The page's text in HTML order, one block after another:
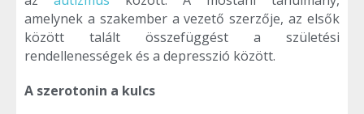
amelynek a szakember a vezető szerzője, az elsők
között talált összefüggést a születési
rendellenességek és a depresszió között.
A szerotonin a kulcs